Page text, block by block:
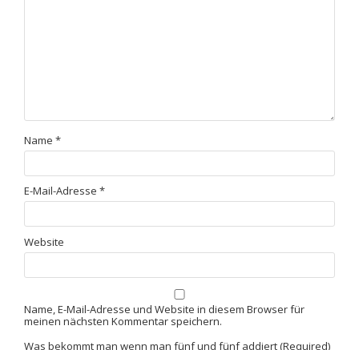
Name *
E-Mail-Adresse *
Website
Name, E-Mail-Adresse und Website in diesem Browser für
meinen nächsten Kommentar speichern.
Was bekommt man wenn man fünf und fünf addiert (Required)